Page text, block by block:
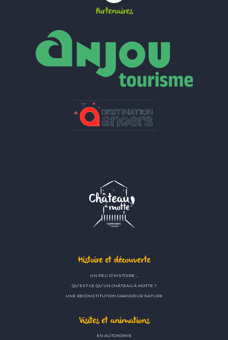
Partenaires
Histoire et découverte
UN PEU D’HISTOIRE …
QU’EST CE QU’UN CHÂTEAU À MOTTE ?
UNE RECONSTITUTION GRANDEUR NATURE
Visites et animations
EN AUTONOMIE